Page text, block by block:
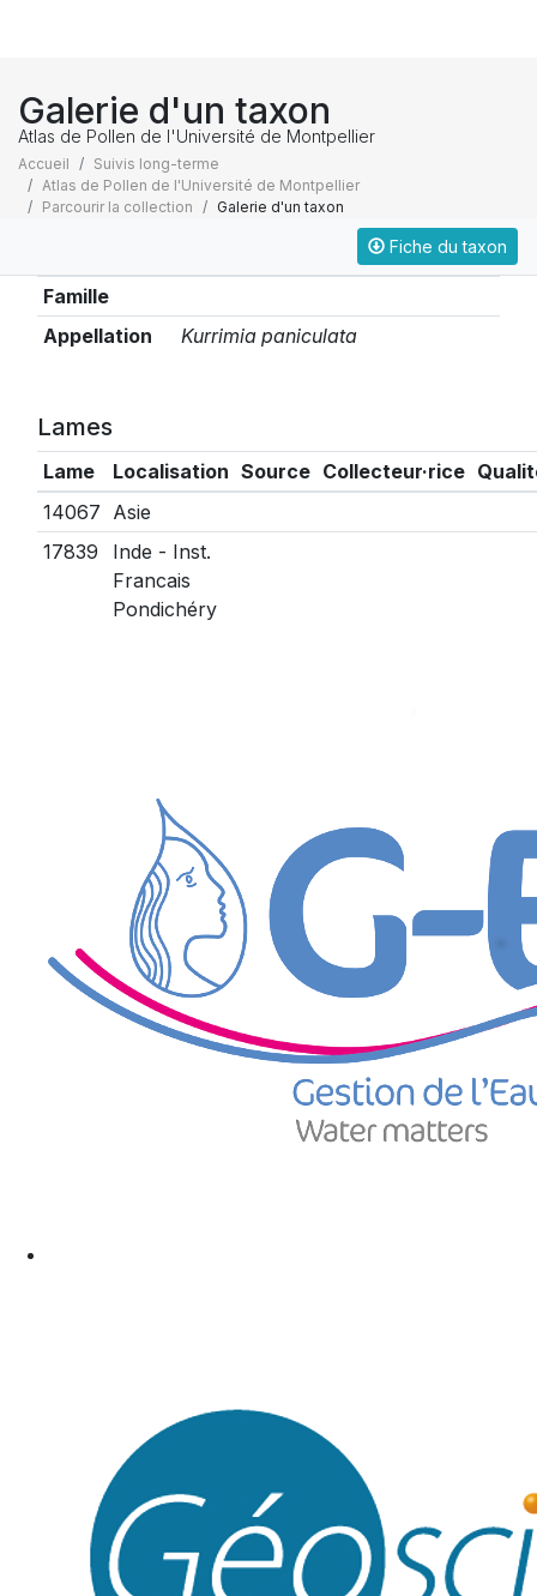
Galerie d'un taxon
Atlas de Pollen de l'Université de Montpellier
Accueil
Suivis long-terme
Atlas de Pollen de l'Université de Montpellier
Parcourir la collection
Galerie d'un taxon
Fiche du taxon
Famille
Appellation
Kurrimia paniculata
Lames
Lame Localisation Source Collecteur·rice
14067 Asie
17839
Inde - Inst.
Francais
Pondichéry